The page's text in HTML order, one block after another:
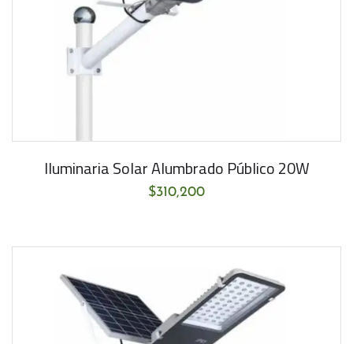
Iluminaria Solar Alumbrado Público 20W
$310,200